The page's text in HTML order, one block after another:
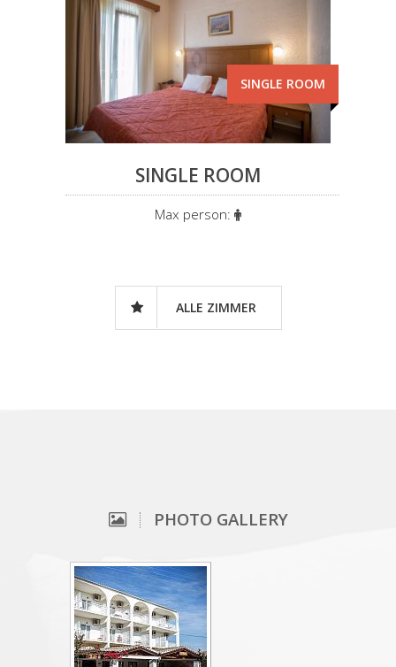
SINGLE ROOM
SINGLE ROOM
Max person:
ALLE ZIMMER
PHOTO GALLERY